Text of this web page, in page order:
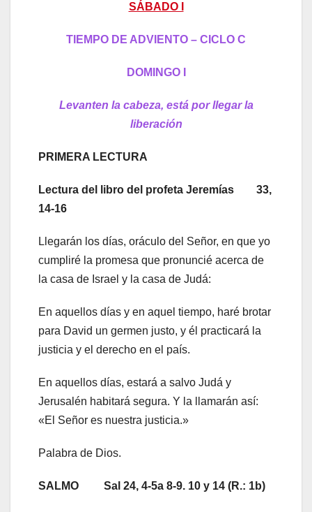
SÁBADO I
TIEMPO DE ADVIENTO – CICLO C
DOMINGO I
Levanten la cabeza, está por llegar la
liberación
PRIMERA LECTURA
Lectura del libro del profeta Jeremías 33,
14-16
Llegarán los días, oráculo del Señor, en que yo
cumpliré la promesa que pronuncié acerca de
la casa de Israel y la casa de Judá:
En aquellos días y en aquel tiempo, haré brotar
para David un germen justo, y él practicará la
justicia y el derecho en el país.
En aquellos días, estará a salvo Judá y
Jerusalén habitará segura. Y la llamarán así:
«El Señor es nuestra justicia.»
Palabra de Dios.
SALMO Sal 24, 4-5a 8-9. 10 y 14 (R.: 1b)